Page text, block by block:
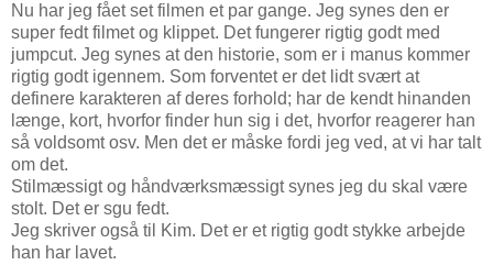
Nu har jeg fået set filmen et par gange. Jeg synes den er
super fedt filmet og klippet. Det fungerer rigtig godt med
jumpcut. Jeg synes at den historie, som er i manus kommer
rigtig godt igennem. Som forventet er det lidt svært at
definere karakteren af deres forhold; har de kendt hinanden
længe, kort, hvorfor finder hun sig i det, hvorfor reagerer han
så voldsomt osv. Men det er måske fordi jeg ved, at vi har talt
om det.
Stilmæssigt og håndværksmæssigt synes jeg du skal være
stolt. Det er sgu fedt.
Jeg skriver også til Kim. Det er et rigtig godt stykke arbejde
han har lavet.